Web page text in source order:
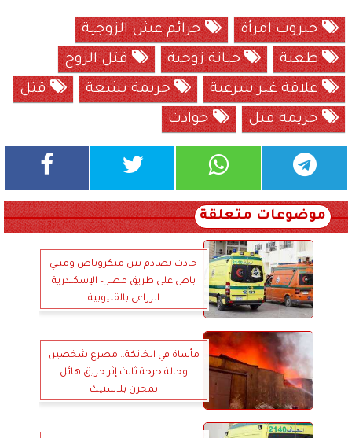
جبروت امرأة
جرائم عش الزوجية
طعنة
خيانة زوجية
قتل الزوج
علاقة غير شرعية
جريمة بشعة
قتل
جريمة قتل
حوادث
موضوعات متعلقة
حادث تصادم بين ميكروباص وميني
باص على طريق مصر – الإسكندرية
الزراعي بالقليوبية
مأساة في الخانكة.. مصرع شخصين
وحالة حرجة ثالث إثر حريق هائل
بمخزن بلاستيك